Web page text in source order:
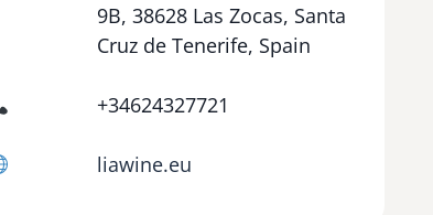
9B, 38628 Las Zocas, Santa
Cruz de Tenerife, Spain
+34624327721
liawine.eu